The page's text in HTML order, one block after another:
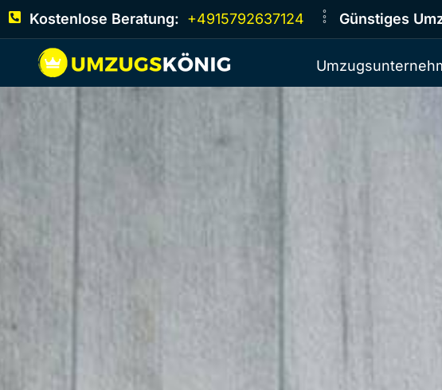
Kostenlose Beratung: +4915792637124 Günstiges